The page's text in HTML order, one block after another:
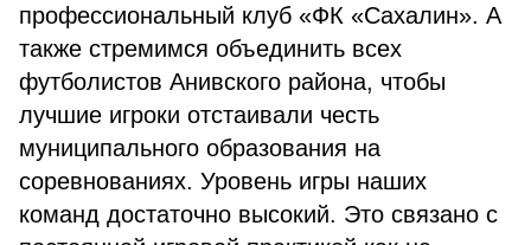
профессиональный клуб «ФК «Сахалин». А
также стремимся объединить всех
футболистов Анивского района, чтобы
лучшие игроки отстаивали честь
муниципального образования на
соревнованиях. Уровень игры наших
команд достаточно высокий. Это связано с